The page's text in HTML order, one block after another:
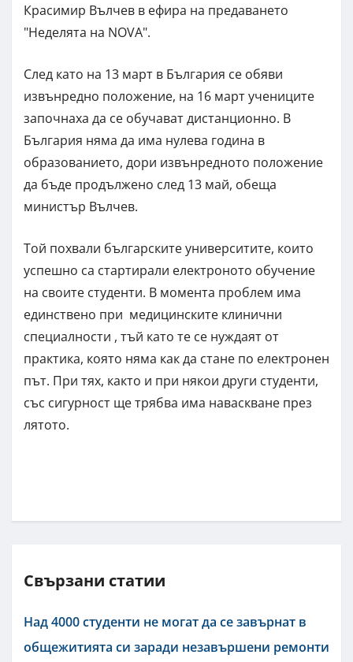
Красимир Вълчев в ефира на предаването
"Неделята на NOVA".
След като на 13 март в България се обяви
извънредно положение, на 16 март учениците
започнаха да се обучават дистанционно. В
България няма да има нулева година в
образованието, дори извънредното положение
да бъде продължено след 13 май, обеща
министър Вълчев.
Той похвали българските университите, които
успешно са стартирали електроното обучение
на своите студенти. В момента проблем има
единствено при медицинските клинични
специалности , тъй като те се нуждаят от
практика, която няма как да стане по електронен
път. При тях, както и при някои други студенти,
със сигурност ще трябва има наваскване през
лятото.
Свързани статии
Над 4000 студенти не могат да се завърнат в
общежитията си заради незавършени ремонти